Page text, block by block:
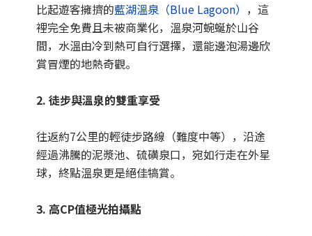
比起遊客擁擠的藍湖溫泉（Blue Lagoon） ，這
裡完全免費且未被商業化，溫泉河蜿蜒於山谷
間，水溫由冷到熱可自行選擇，還能邊泡湯邊欣
賞冒煙的地熱奇觀。
2. 徒步與溫泉的雙重享受
往返約7公里的輕徒步路線（難度中等），沿途
經過沸騰的泥漿池、硫磺泉口，宛如行走在外星
球，終點溫泉更是絕佳犒賞。
3. 高CP值極光拍攝點